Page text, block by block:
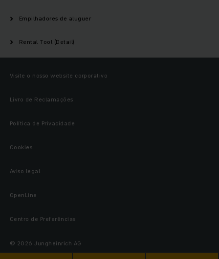
Empilhadores de aluguer
Rental Tool (Detail)
Visite o nosso website corporativo
Livro de Reclamações
Política de Privacidade
Cookies
Aviso legal
OpenLine
Centro de Preferências
© 2026 Jungheinrich AG